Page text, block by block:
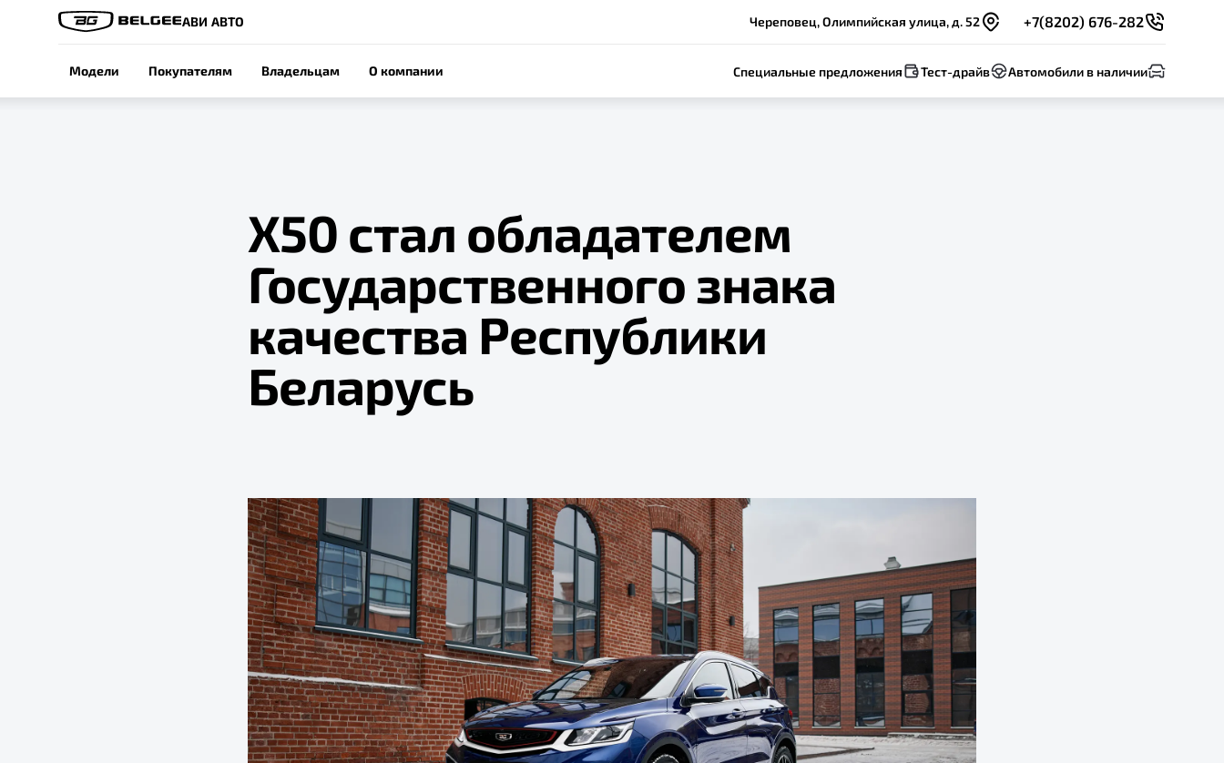
АВИ АВТО Череповец, Олимпийская улица, д. 52 +7(8202) 676-282
Модели Покупателям Владельцам О компании Специальные предложения Тест-драйв Автомобили в наличии
Х50 стал обладателем
Государственного знака
качества Республики
Беларусь